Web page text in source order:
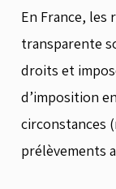
En France, les
transparente
droits et
d’imposition
circonstances
prélèvements